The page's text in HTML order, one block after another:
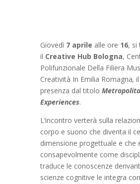
Giovedì 7 aprile alle ore 16, si
il Creative Hub Bologna,
Polifunzionale Della Filiera
Creatività In Emilia Romagna,
presenza dal titolo
Experiences.
L’incontro verterà sulla
corpo e suono che diventa il
dimensione progettuale e che
consapevolmente come
traduce le conoscenze
scienze cognitive le integra